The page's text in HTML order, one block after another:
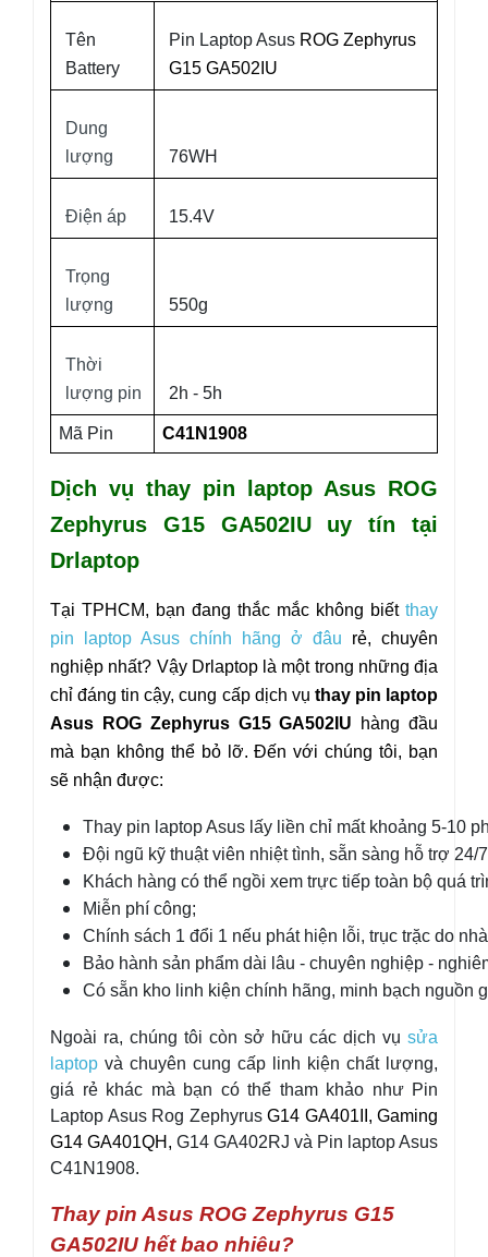
Tên
Battery
Pin Laptop Asus ROG Zephyrus
G15GA502IU
Dung
lượng
76WH
Điện áp 15.4V
Trọng
lượng
550g
Thời
lượng pin
2h - 5h
Mã Pin C41N1908
Dịch vụ thay pin laptop Asus ROG
Zephyrus G15 GA502IU uy tín tại
Drlaptop
Tại TPHCM, bạn đang thắc mắc không biết thay
pin laptop Asus chính hãng ở đâu
rẻ, chuyên
nghiệp nhất? Vậy Drlaptop là một trong những địa
chỉ đáng tin cậy, cung cấp dịch vụ thay pin laptop
Asus
ROG Zephyrus G15 GA502IU
hàng đầu
mà bạn không thể bỏ lỡ. Đến với chúng tôi, bạn
sẽ nhận được:
Thay pin laptop Asus lấy liền chỉ mất khoảng 5-10
Đội ngũ kỹ thuật viên nhiệt tình, sẵn sàng hỗ trợ 24/
Khách hàng có thể ngồi xem trực tiếp toàn bộ quá
Miễn phí công;
Chính sách 1 đổi 1 nếu phát hiện lỗi, trục trặc do
Bảo hành sản phẩm dài lâu - chuyên nghiệp -
Có sẵn kho linh kiện chính hãng, minh bạch nguồn
Ngoài ra, chúng tôi còn sở hữu các dịch vụ sửa
laptop và chuyên cung cấp linh kiện chất lượng,
giá rẻ khác mà bạn có thể tham khảo như Pin
Laptop Asus Rog Zephyrus G14 GA401II, Gaming
G14 GA401QH , G14 GA402RJ và Pin laptop Asus
C41N1908.
Thay pin Asus ROG Zephyrus G15
GA502IU hết bao nhiêu?